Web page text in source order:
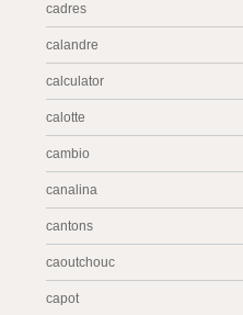
cadres
calandre
calculator
calotte
cambio
canalina
cantons
caoutchouc
capot